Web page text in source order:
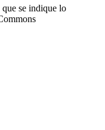
se indique lo